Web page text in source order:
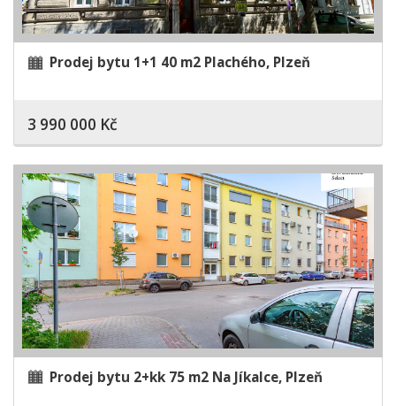
Prodej bytu 1+1 40 m2 Plachého, Plzeň
3 990 000 Kč
Prodej bytu 2+kk 75 m2 Na Jíkalce, Plzeň